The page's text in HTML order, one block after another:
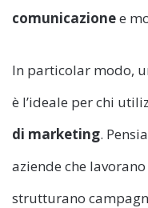
comunicazionee
In particolar modo,
è l’ideale per chi
di marketing.
aziende che
strutturano